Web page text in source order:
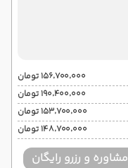
۱۵۶٬۷۰۰٬۰۰۰ تومان
۱۹۰٬۴۰۰٬۰۰۰ تومان
۱۵۳٬۷۰۰٬۰۰۰ تومان
۱۴۸٬۷۰۰٬۰۰۰ تومان
مشاوره و رزرو رایگان